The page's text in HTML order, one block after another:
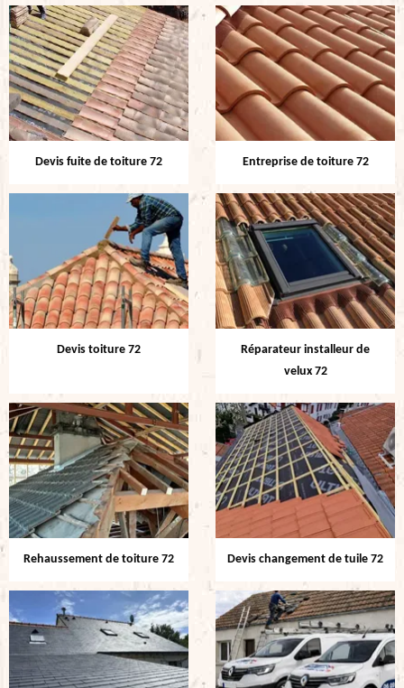
Devis fuite de toiture 72 Entreprise de toiture 72
Devis toiture 72
Réparateur installeur de
velux 72
Rehaussement de toiture 72 Devis changement de tuile 72